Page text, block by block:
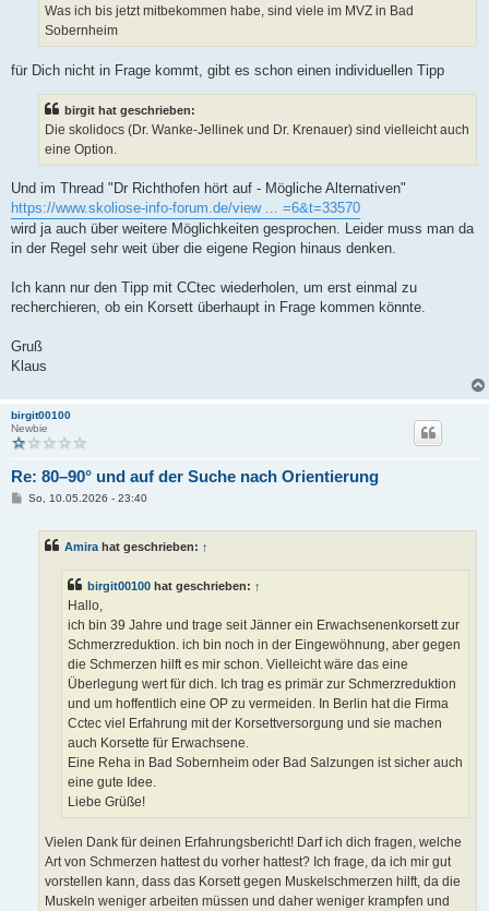
Was ich bis jetzt mitbekommen habe, sind viele im MVZ in Bad
Sobernheim
für Dich nicht in Frage kommt, gibt es schon einen individuellen Tipp
birgit hat geschrieben:
Die skolidocs (Dr. Wanke-Jellinek und Dr. Krenauer) sind vielleicht auch
eine Option.
Und im Thread "Dr Richthofen hört auf - Mögliche Alternativen"
https://www.skoliose-info-forum.de/view ... =6&t=33570
wird ja auch über weitere Möglichkeiten gesprochen. Leider muss man da
in der Regel sehr weit über die eigene Region hinaus denken.
Ich kann nur den Tipp mit CCtec wiederholen, um erst einmal zu
recherchieren, ob ein Korsett überhaupt in Frage kommen könnte.
Gruß
Klaus
birgit00100
Newbie
Re: 80–90° und auf der Suche nach Orientierung
BSo, 10.05.2026 - 23:40
Amira hat geschrieben: ↑
birgit00100 hat geschrieben: ↑
Hallo,
ich bin 39 Jahre und trage seit Jänner ein Erwachsenenkorsett zur
Schmerzreduktion. ich bin noch in der Eingewöhnung, aber gegen
die Schmerzen hilft es mir schon. Vielleicht wäre das eine
Überlegung wert für dich. Ich trag es primär zur Schmerzreduktion
und um hoffentlich eine OP zu vermeiden. In Berlin hat die Firma
Cctec viel Erfahrung mit der Korsettversorgung und sie machen
auch Korsette für Erwachsene.
Eine Reha in Bad Sobernheim oder Bad Salzungen ist sicher auch
eine gute Idee.
Liebe Grüße!
Vielen Dank für deinen Erfahrungsbericht! Darf ich dich fragen, welche
Art von Schmerzen hattest du vorher hattest? Ich frage, da ich mir gut
vorstellen kann, dass das Korsett gegen Muskelschmerzen hilft, da die
Muskeln weniger arbeiten müssen und daher weniger krampfen und